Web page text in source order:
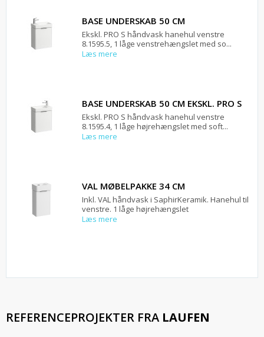
BASE UNDERSKAB 50 CM
Ekskl. PRO S håndvask hanehul venstre
8.1595.5, 1 låge venstrehængslet med so...
Læs mere
BASE UNDERSKAB 50 CM EKSKL. PRO S
Ekskl. PRO S håndvask hanehul venstre
8.1595.4, 1 låge højrehængslet med soft...
Læs mere
VAL MØBELPAKKE 34 CM
Inkl. VAL håndvask i SaphirKeramik. Hanehul til
venstre. 1 låge højrehængslet
Læs mere
REFERENCEPROJEKTER FRA LAUFEN